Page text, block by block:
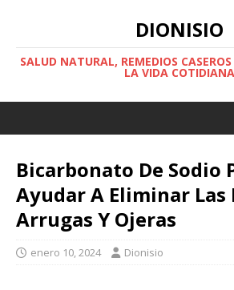
DIONISIO
SALUD NATURAL, REMEDIOS
LA VIDA COTIDIANA
Bicarbonato De Sodio
Ayudar A Eliminar Las
Arrugas Y Ojeras
enero 10, 2024 Dionisio